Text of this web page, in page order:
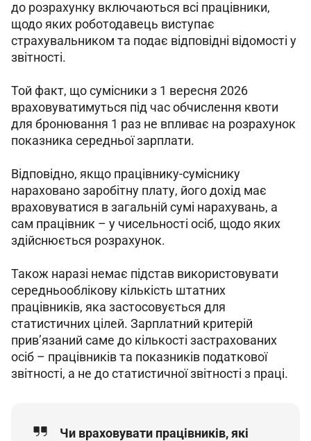
до розрахунку включаються всі працівники,
щодо яких роботодавець виступає
страхувальником та подає відповідні відомості у
звітності.
Той факт, що сумісники з 1 вересня 2026
враховуватимуться під час обчислення квоти
для бронювання 1 раз не впливає на розрахунок
показника середньої зарплати.
Відповідно, якщо працівнику-суміснику
нараховано заробітну плату, його дохід має
враховуватися в загальній сумі нарахувань, а
сам працівник – у чисельності осіб, щодо яких
здійснюється розрахунок.
Також наразі немає підстав використовувати
середньооблікову кількість штатних
працівників, яка застосовується для
статистичних цілей. Зарплатний критерій
прив’язаний саме до кількості застрахованих
осіб – працівників та показників податкової
звітності, а не до статистичної звітності з праці.
Чи враховувати працівників, які